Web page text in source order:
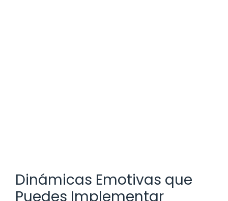
Dinámicas Emotivas que
Puedes Implementar